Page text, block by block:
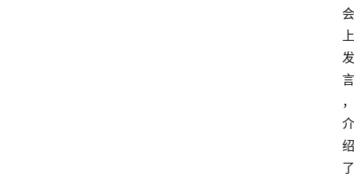
会
上
发
言
，
介
绍
了